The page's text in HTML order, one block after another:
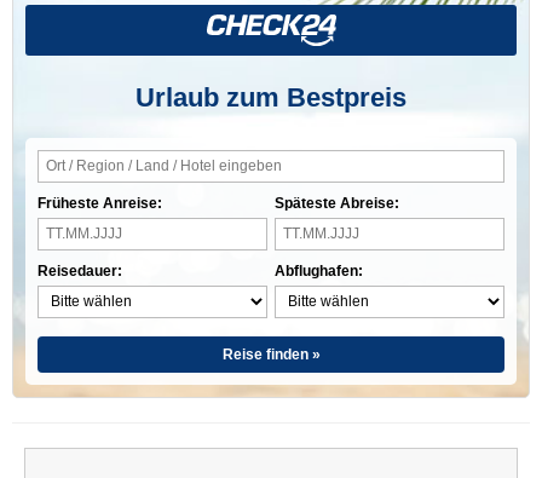
Urlaub zum Bestpreis
Früheste Anreise:
Reisedauer:
Späteste Abreise:
Abflughafen:
Reise finden »